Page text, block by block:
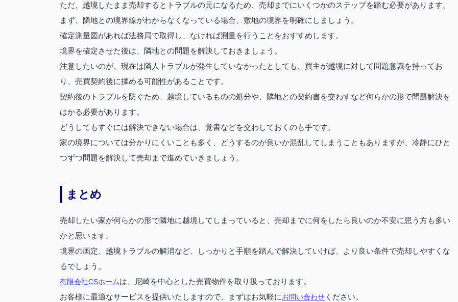
ただ、越境したまま売却するとトラブルの元になるため、売却までにいくつかのステップを踏む必要があります。
まず、隣地との境界線がわからなくなっている場合、敷地の境界を明確にしましょう。
確定測量図があれば法務局で取得し、なければ測量を行うことをおすすめします。
境界を確定させた後は、隣地との問題を解決しておきましょう。
注意したいのが、現在は隣人トラブルが発生していなかったとしても、買主が越境に対して問題意識を持ってお
り、売買契約後に揉める可能性があることです。
契約後のトラブルを防ぐため、越境しているものの処分や、隣地との契約書を交わすなど何らかの形で問題解決を
はかる必要があります。
どうしてもすぐには解決できない場合は、覚書などを交わしておくのも手です。
家の境界については分かりにくいことも多く、どうするのが良いか混乱してしまうこともありますが、冷静にひと
つずつ問題を解決して売却まで進めていきましょう。
まとめ
売却したい家が何らかの形で隣地に越境してしまっていると、売却までに何をしたら良いのか不安に思う方も多い
かと思います。
境界の画定、越境トラブルの解消など、しっかりと手順を踏んで解決していけば、より良い条件で売却しやすくな
るでしょう。
有限会社CSホームは、尼崎を中心とした売買物件を取り扱っております。
お客様に最適なサービスを提供いたしますので、まずはお気軽にお問い合わせ ください。